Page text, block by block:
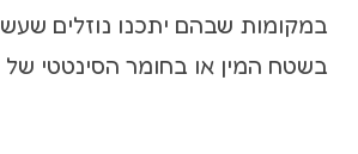
במקומות שבהם יתכנו נוזלים
בשטח המין או בחומר הסינטטי של